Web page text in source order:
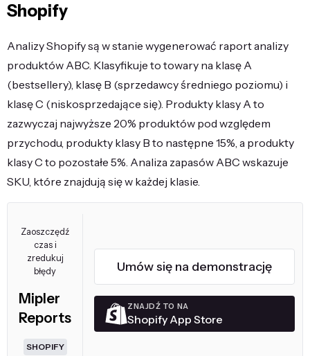
Shopify
Analizy Shopify są w stanie wygenerować raport analizy
produktów ABC. Klasyfikuje to towary na klasę A
(bestsellery), klasę B (sprzedawcy średniego poziomu) i
klasę C (niskosprzedające się). Produkty klasy A to
zazwyczaj najwyższe 20% produktów pod względem
przychodu, produkty klasy B to następne 15%, a produkty
klasy C to pozostałe 5%. Analiza zapasów ABC wskazuje
SKU, które znajdują się w każdej klasie.
Zaoszczędź
czas i
zredukuj
błędy
Mipler
Reports
SHOPIFY
Umów się na demonstrację
ZNAJDŹ TO NA
Shopify App Store